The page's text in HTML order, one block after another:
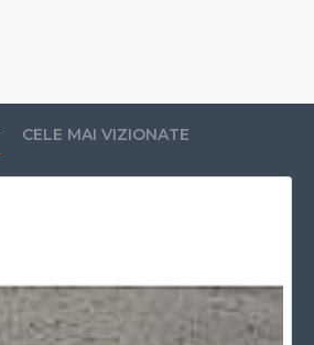
CELE MAI VIZIONATE